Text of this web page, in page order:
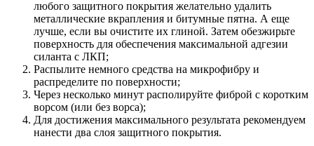
любого защитного покрытия желательно удалить
металлические вкрапления и битумные пятна. А еще
лучше, если вы очистите их глиной. Затем обезжирьте
поверхность для обеспечения максимальной адгезии
силанта с ЛКП;
Распылите немного средства на микрофибру и
распределите по поверхности;
Через несколько минут располируйте фиброй с коротким
ворсом (или без ворса);
Для достижения максимального результата рекомендуем
нанести два слоя защитного покрытия.